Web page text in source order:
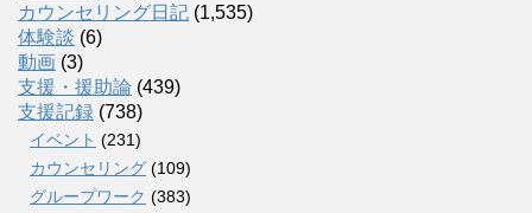
カウンセリング日記 (1,535)
体験談 (6)
動画 (3)
支援・援助論 (439)
支援記録 (738)
イベント (231)
カウンセリング (109)
グループワーク (383)